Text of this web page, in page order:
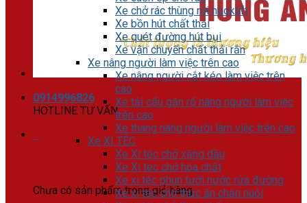
0914996826
HOTLINE TƯ VẤN
Chưa có sản phẩm trong giỏ hàng.
Xe chở rác thùng rời hooklift
Xe bồn hút chất thải
Xe quét đường hút bụi
Xe vận chuyển chất thải rắn
Xe nâng người làm việc trên cao
Xe nâng người cắt kéo làm việc trên
cao
Xe tải cẩu gắn rổ nâng người làm việc
trên cao
Xe thang nâng người làm việc trên cao
Xe XI TÉC
Xe Xi téc chở xăng dầu
Xe Xi tec chở hóa chất
Xe xi téc phun tưới nước rửa đường
Xe xi téc chở thức ăn chăn nuôi